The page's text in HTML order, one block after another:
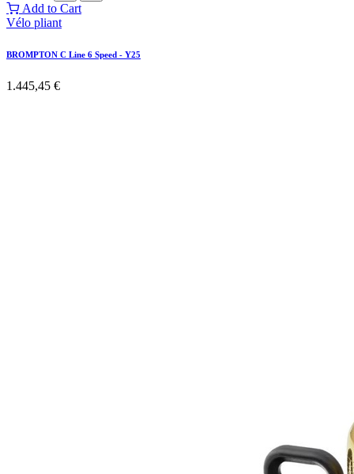
Add to Cart
Vélo pliant
BROMPTON C Line 6 Speed - Y25
1.445,45 €